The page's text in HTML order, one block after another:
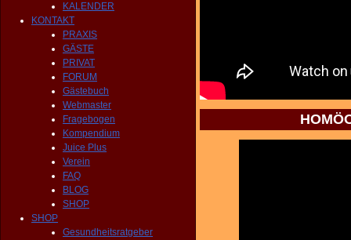
KALENDER
KONTAKT
PRAXIS
GÄSTE
PRIVAT
FORUM
Gästebuch
Webmaster
Fragebogen
Kompendium
Juice Plus
Verein
FAQ
BLOG
SHOP
SHOP
Gesundheitsratgeber